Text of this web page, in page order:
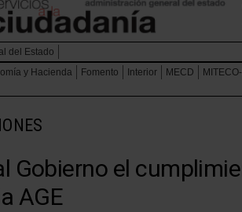
del Estado
y Hacienda Fomento Interior MECD
Gobierno el
AGE